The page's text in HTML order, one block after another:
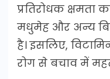
प्रतिरोधक
मधुमेह और अन्य
है। इसलिए,
रोग से बचाव में